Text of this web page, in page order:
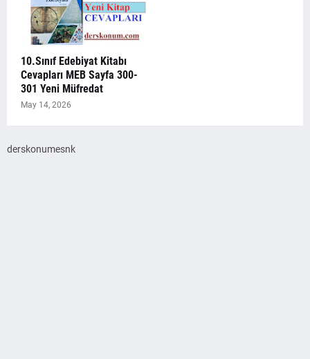
10.Sınıf Edebiyat Kitabı
Cevapları MEB Sayfa 300-
301 Yeni Müfredat
May 14, 2026
derskonumesnk